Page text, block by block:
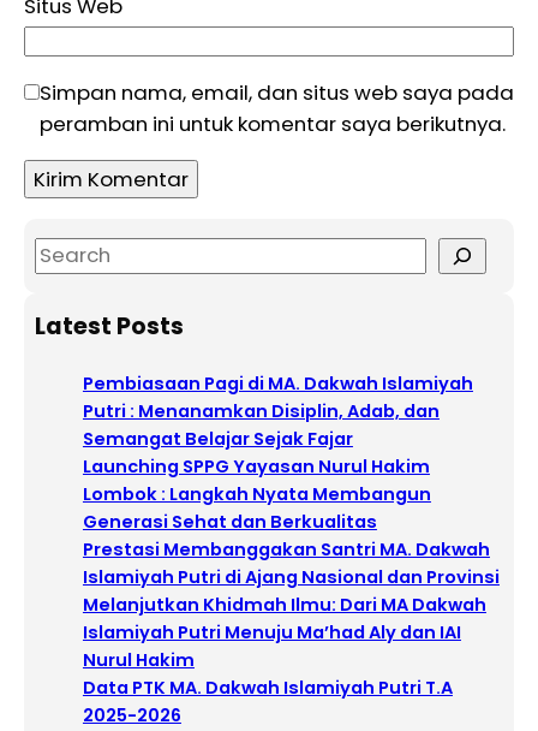
Situs Web
Simpan nama, email, dan situs web saya pada
peramban ini untuk komentar saya berikutnya.
S
e
aLatest Posts
Pembiasaan Pagi di MA. Dakwah Islamiyah
Putri : Menanamkan Disiplin, Adab, dan
Semangat Belajar Sejak Fajar
Launching SPPG Yayasan Nurul Hakim
Lombok : Langkah Nyata Membangun
Generasi Sehat dan Berkualitas
Prestasi Membanggakan Santri MA. Dakwah
Islamiyah Putri di Ajang Nasional dan Provinsi
Melanjutkan Khidmah Ilmu: Dari MA Dakwah
Islamiyah Putri Menuju Ma’had Aly dan IAI
Nurul Hakim
Data PTK MA. Dakwah Islamiyah Putri T.A
2025-2026